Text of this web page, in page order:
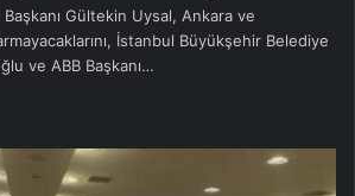
Gültekin Uysal, Ankara ve
İstanbul Büyükşehir Belediye
ve ABB Başkanı…